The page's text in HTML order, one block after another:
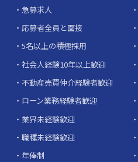
急募求人
応募者全員と面接
5名以上の積極採用
社会人経験10年以上歓迎
不動産売買仲介経験者歓迎
ローン業務経験者歓迎
業界未経験歓迎
職種未経験歓迎
年俸制